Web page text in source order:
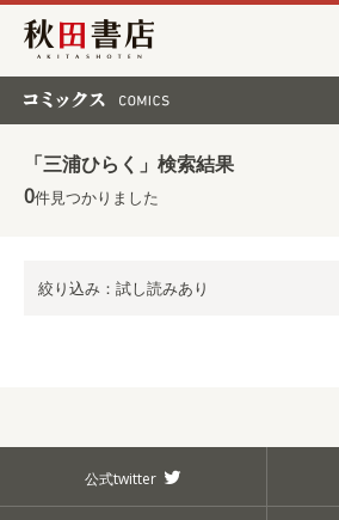
秋田書店
「三浦ひらく」検索結果
0件見つかりました
絞り込み：試し読みあり
公式twitter